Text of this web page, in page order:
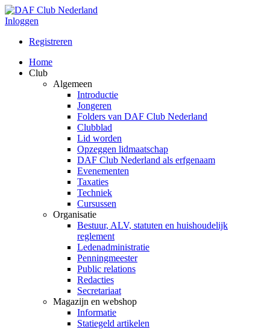
Inloggen
Registreren
Home
Club
Algemeen
Introductie
Jongeren
Folders van DAF Club Nederland
Clubblad
Lid worden
Opzeggen lidmaatschap
DAF Club Nederland als erfgenaam
Evenementen
Taxaties
Techniek
Cursussen
Organisatie
Bestuur, ALV, statuten en huishoudelijk
reglement
Ledenadministratie
Penningmeester
Public relations
Redacties
Secretariaat
Magazijn en webshop
Informatie
Statiegeld artikelen